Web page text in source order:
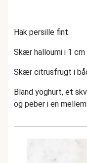
Hak persille fint.
Skær halloumi i 1 cm
Skær citrusfrugt i
Bland yoghurt, et
og peber i en